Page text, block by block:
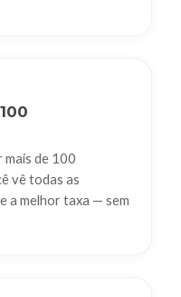
mais de 100
vê todas as
a melhor taxa — sem